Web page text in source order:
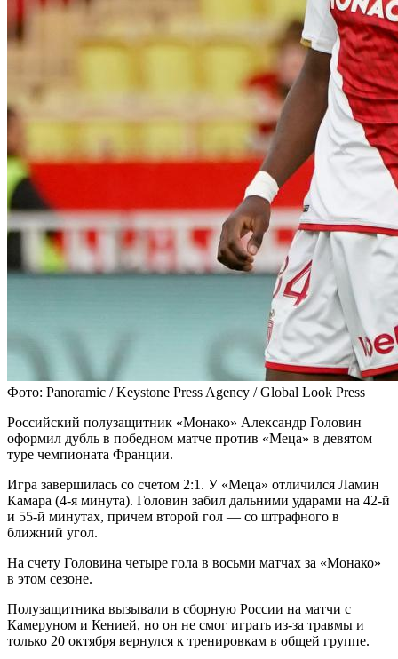
Фото: Panoramic / Keystone Press Agency / Global Look Press
Российский полузащитник «Монако» Александр Головин
оформил дубль в победном матче против «Меца» в девятом
туре чемпионата Франции.
Игра завершилась со счетом 2:1. У «Меца» отличился Ламин
Камара (4-я минута). Головин забил дальними ударами на 42-й
и 55-й минутах, причем второй гол — со штрафного в
ближний угол.
На счету Головина четыре гола в восьми матчах за «Монако»
в этом сезоне.
Полузащитника вызывали в сборную России на матчи с
Камеруном и Кенией, но он не смог играть из-за травмы и
только 20 октября вернулся к тренировкам в общей группе.